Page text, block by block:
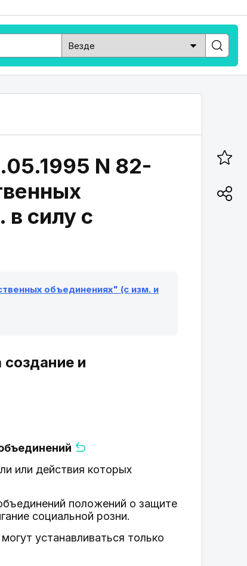
N 82-
силу с
объединениях" (с изм. и
и
или действия которых
положений о защите
социальной розни.
устанавливаться только